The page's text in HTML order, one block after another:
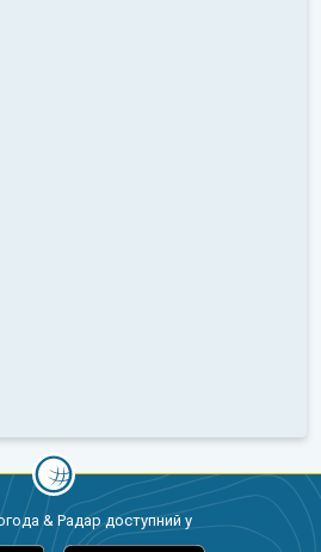
& Радар доступний у